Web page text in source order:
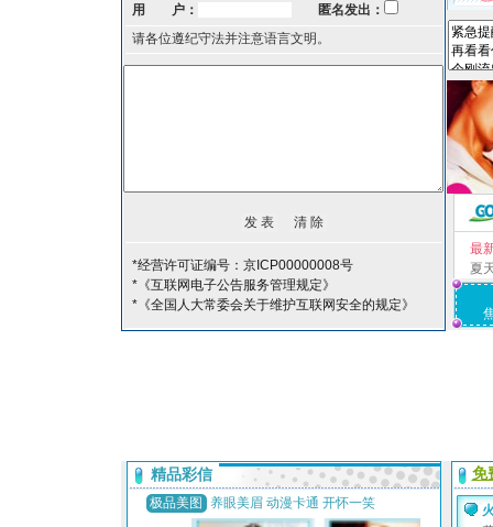
用 户：
匿名发出：
请各位遵纪守法并注意语言文明。
*经营许可证编号：京ICP00000008号
*《互联网电子公告服务管理规定》
*《全国人大常委会关于维护互联网安全的规定》
最
夏